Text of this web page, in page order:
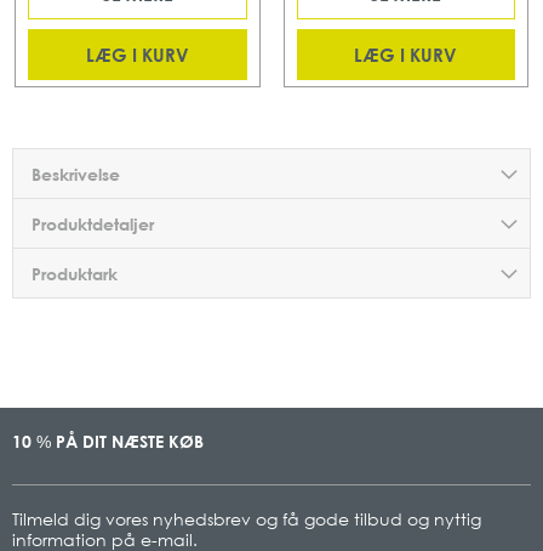
LÆG I KURV LÆG I KURV
Beskrivelse
Produktdetaljer
Produktark
10 % PÅ DIT NÆSTE KØB
Tilmeld dig vores nyhedsbrev og få gode tilbud og nyttig
information på e-mail.